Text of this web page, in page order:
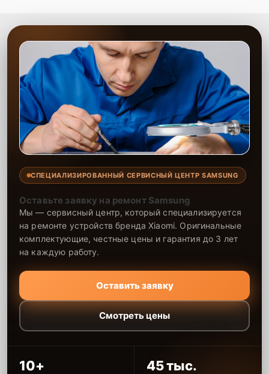
СПЕЦИАЛИЗИРОВАННЫЙ СЕРВИСНЫЙ ЦЕНТР SAMSUNG
Оставьте заявку на ремонт Samsung
Мы — сервисный центр, который специализируется
на ремонте устройств бренда Xiaomi. Оригинальные
комплектующие, честные цены и гарантия до 3 лет
на каждую работу.
Оставить заявку
Смотреть цены
10+ 45 тыс.